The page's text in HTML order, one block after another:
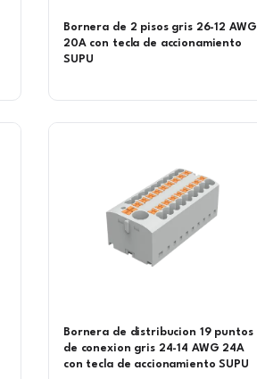
Bornera de 2 pisos gris 26-12 AWG
20A con tecla de accionamiento
SUPU
Bornera de distribucion 19 puntos
de conexion gris 24-14 AWG 24A
con tecla de accionamiento SUPU